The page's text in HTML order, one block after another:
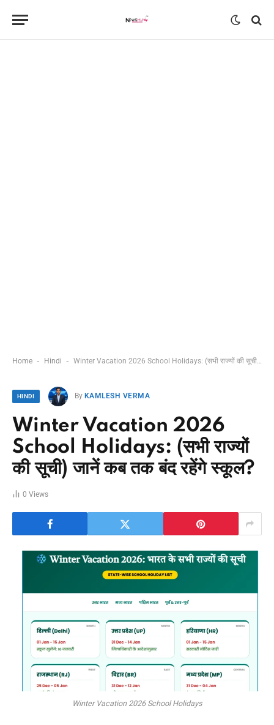
Home - Hindi - Winter Vacation 2026 School Holidays: (सभी राज्यों की सूची) जानें कब तक बंद रहेंगे स्कूल?
HINDI By KAMLESH VERMA
Winter Vacation 2026
School Holidays: (सभी राज्यों
की सूची) जानें कब तक बंद रहेंगे स्कूल?
0 Views
Winter Vacation 2026 School Holidays